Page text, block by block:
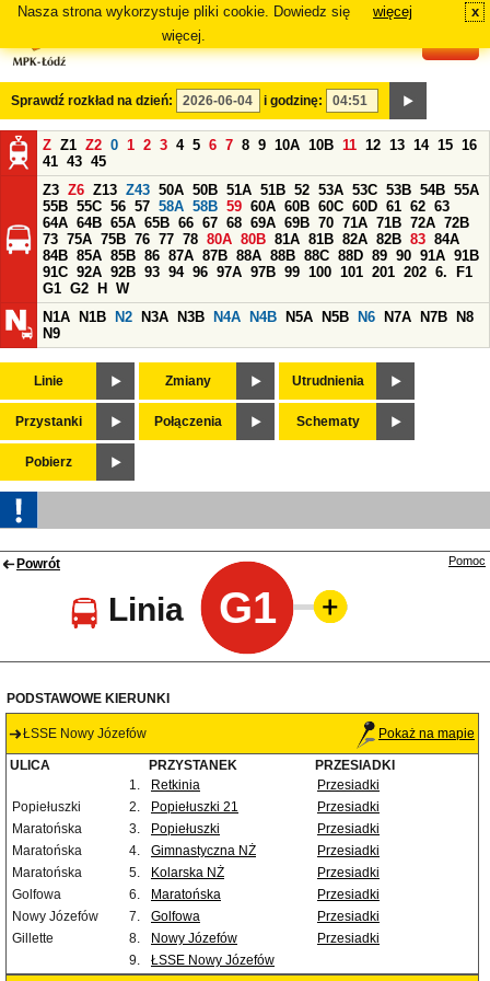
Nasza strona wykorzystuje pliki cookie. Dowiedz się
więcej.
więcej x
Sprawdź rozkład na dzień: i godzinę:
Z Z1 Z2 0 1 2 3 4 5 6 7 8 9 10A 10B 11 12 13 14 15 16
41 43 45
Z3 Z6 Z13 Z43 50A 50B 51A 51B 52 53A 53C 53B 54B 55A
55B 55C 56 57 58A 58B 59 60A 60B 60C 60D 61 62 63
64A 64B 65A 65B 66 67 68 69A 69B 70 71A 71B 72A 72B
73 75A 75B 76 77 78 80A 80B 81A 81B 82A 82B 83 84A
84B 85A 85B 86 87A 87B 88A 88B 88C 88D 89 90 91A 91B
91C 92A 92B 93 94 96 97A 97B 99 100 101 201 202 6.
F1
G1 G2 H
W
N1A
N1B N2 N3A N3B N4A N4B N5A N5B N6 N7A N7B
N8
N9
Linie Zmiany Utrudnienia
Przystanki Połączenia Schematy
Pobierz
Powrót
Linia G1
Pomoc
PODSTAWOWE KIERUNKI
ŁSSE Nowy Józefów Pokaż na mapie
ULICA PRZYSTANEK
PRZESIADKI
1.
Retkinia
Przesiadki
Popiełuszki
2. Popiełuszki 21
Przesiadki
Maratońska
3. Popiełuszki
Przesiadki
Maratońska
4. Gimnastyczna NŻ
Przesiadki
Maratońska
5. Kolarska NŻ
Przesiadki
Golfowa
6. Maratońska
Przesiadki
Nowy Józefów
7. Golfowa
Przesiadki
Gillette
8. Nowy Józefów
Przesiadki
9.
ŁSSE Nowy Józefów